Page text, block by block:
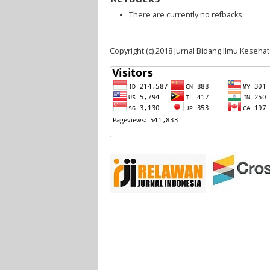
There are currently no refbacks.
Copyright (c) 2018 Jurnal Bidang Ilmu